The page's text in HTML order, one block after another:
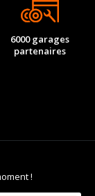
6000 garages
partenaires
!